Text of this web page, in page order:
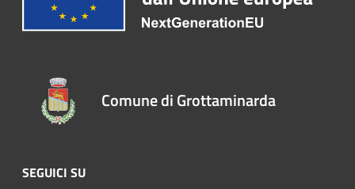
Comune di Grottaminarda
SEGUICI SU